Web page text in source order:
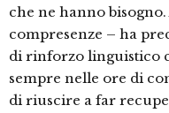
che ne hanno
compresenze – ha
di rinforzo linguistico
sempre nelle ore di
di riuscire a far